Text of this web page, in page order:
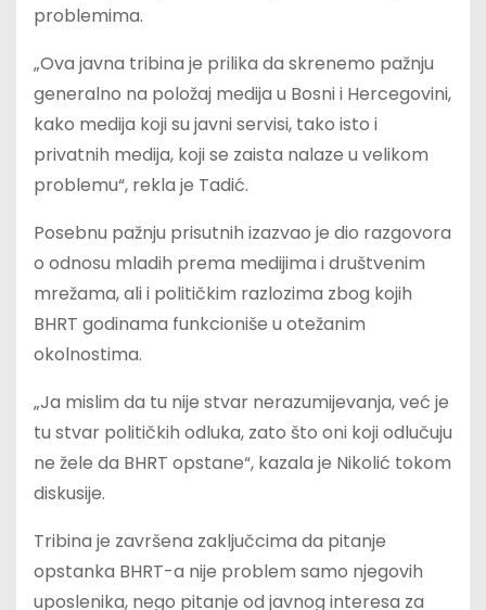
problemima.
„Ova javna tribina je prilika da skrenemo pažnju
generalno na položaj medija u Bosni i Hercegovini,
kako medija koji su javni servisi, tako isto i
privatnih medija, koji se zaista nalaze u velikom
problemu“, rekla je Tadić.
Posebnu pažnju prisutnih izazvao je dio razgovora
o odnosu mladih prema medijima i društvenim
mrežama, ali i političkim razlozima zbog kojih
BHRT godinama funkcioniše u otežanim
okolnostima.
„Ja mislim da tu nije stvar nerazumijevanja, već je
tu stvar političkih odluka, zato što oni koji odlučuju
ne žele da BHRT opstane“, kazala je Nikolić tokom
diskusije.
Tribina je završena zaključcima da pitanje
opstanka BHRT-a nije problem samo njegovih
uposlenika, nego pitanje od javnog interesa za